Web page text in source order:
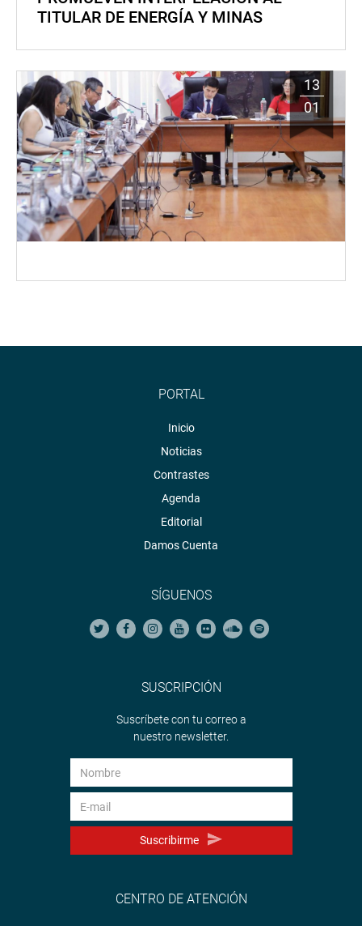
TITULAR DE ENERGÍA Y MINAS
13
01
PORTAL
Inicio
Noticias
Contrastes
Agenda
Editorial
Damos Cuenta
SÍGUENOS
SUSCRIPCIÓN
Suscríbete con tu correo a
nuestro newsletter.
Suscribirme
CENTRO DE ATENCIÓN